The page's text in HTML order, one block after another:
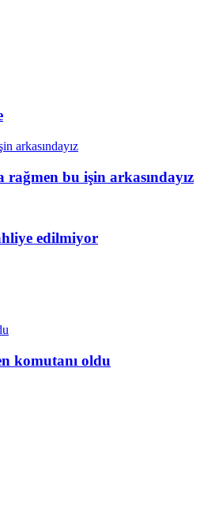
rağmen bu işin arkasındayız
edilmiyor
komutanı oldu